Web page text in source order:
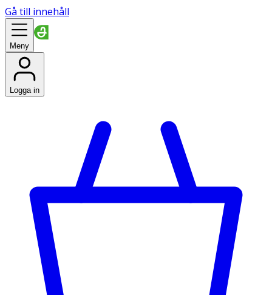
Gå till innehåll
Meny
Logga in